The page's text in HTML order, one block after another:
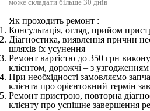
може складати більше 30 днів
Як проходить ремонт :
Консультація, огляд, прийом
Діагностика, виявлення причин
шляхів їх усунення
Ремонт вартістю до 350 грн
клієнтом, дорожчі – з узгодженням
При необхідності замовляємо
клієнта про орієнтовний термін
Ремонт пристрою, повторна
клієнту про успішне завершення